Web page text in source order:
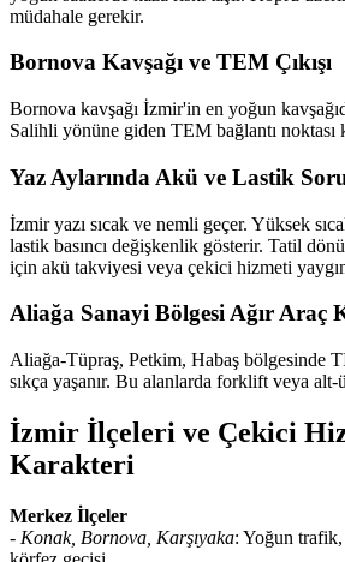
müdahale gerekir.
Bornova Kavşağı ve TEM Çıkışı
Bornova kavşağı İzmir'in en yoğun
Salihli yönüne giden TEM bağlantı noktası
Yaz Aylarında Akü ve Lastik
İzmir yazı sıcak ve nemli geçer. Yüksek
lastik basıncı değişkenlik gösterir. Tatil
için akü takviyesi veya çekici hizmeti
Aliağa Sanayi Bölgesi Ağır Araç
Aliağa-Tüpraş, Petkim, Habaş bölgesinde
sıkça yaşanır. Bu alanlarda forklift veya alt-
İzmir İlçeleri ve Çekici
Karakteri
Merkez İlçeler
- Konak, Bornova, Karşıyaka: Yoğun